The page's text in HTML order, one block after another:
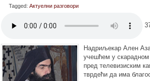
Tagged: Актуелни разговори
Надриљекар Ален
учешћем у скарадном
пред телевизиским
тврдећи да има